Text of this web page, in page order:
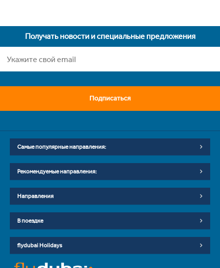
Получать новости и специальные предложения
Подписаться
Самые популярные направления:
Рекомендуемые направления:
Направления
В поездке
flydubai Holidays